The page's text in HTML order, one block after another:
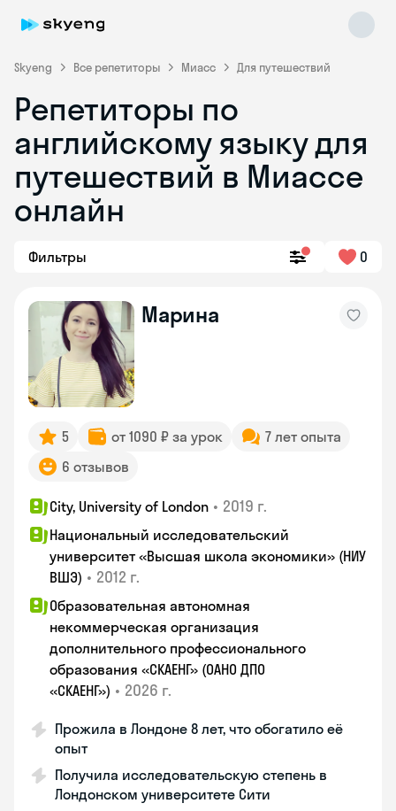
Skyeng Все репетиторы Миасс Для путешествий
Репетиторы по
английскому языку для
путешествий в Миассе
онлайн
Фильтры 0
Марина
5 от 1090 ₽ за урок
7 лет опыта
6 отзывов
City, University of London • 2019 г.
Национальный исследовательский
университет «Высшая школа экономики» (НИУ
ВШЭ) • 2012 г.
Образовательная автономная
некоммерческая организация
дополнительного профессионального
образования «СКАЕНГ» (ОАНО ДПО
«СКАЕНГ») • 2026 г.
Прожила в Лондоне 8 лет, что обогатило её
опыт
Получила исследовательскую степень в
Лондонском университете Сити